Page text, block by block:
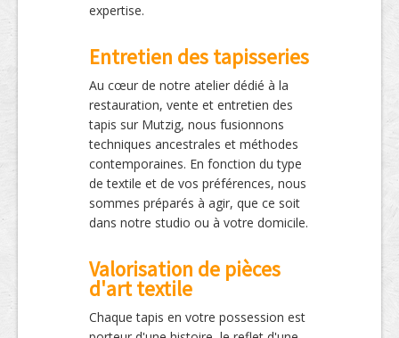
expertise.
Entretien des tapisseries
Au cœur de notre atelier dédié à la
restauration, vente et entretien des
tapis sur Mutzig, nous fusionnons
techniques ancestrales et méthodes
contemporaines. En fonction du type
de textile et de vos préférences, nous
sommes préparés à agir, que ce soit
dans notre studio ou à votre domicile.
Valorisation de pièces
d'art textile
Chaque tapis en votre possession est